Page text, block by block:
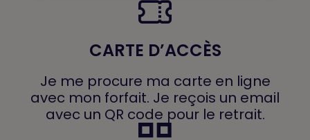
CARTE D’ACCÈS
Je me procure ma carte en ligne
avec mon forfait. Je reçois un email
avec un QR code pour le retrait.